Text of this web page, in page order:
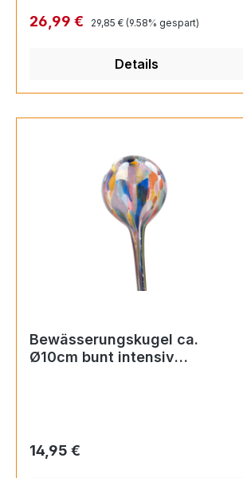
Verkaufspreis:
26,99 € Regulärer Preis:
29,85 € (9.58% gespart)
Details
Bewässerungskugel ca.
Ø10cm bunt intensiv
Regulärer Preis:
14,95 €